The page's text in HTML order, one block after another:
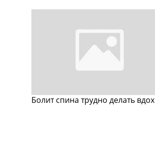
Болит спина трудно делать вдох